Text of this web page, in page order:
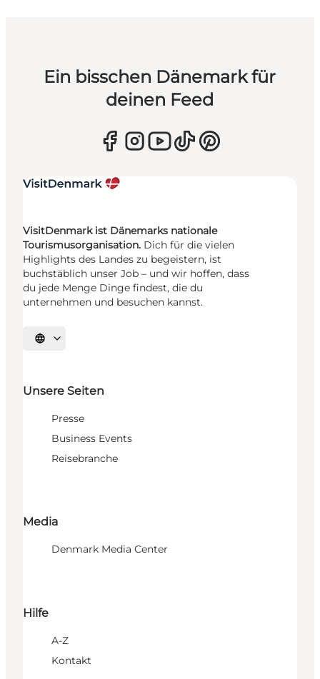
Ein bisschen Dänemark für
deinen Feed
VisitDenmark ist Dänemarks nationale
Tourismusorganisation. Dich für die vielen
Highlights des Landes zu begeistern, ist
buchstäblich unser Job – und wir hoffen, dass
du jede Menge Dinge findest, die du
unternehmen und besuchen kannst.
Sprache auswählen
Unsere Seiten
Presse
Business Events
Reisebranche
Media
Denmark Media Center
Hilfe
A-Z
Kontakt